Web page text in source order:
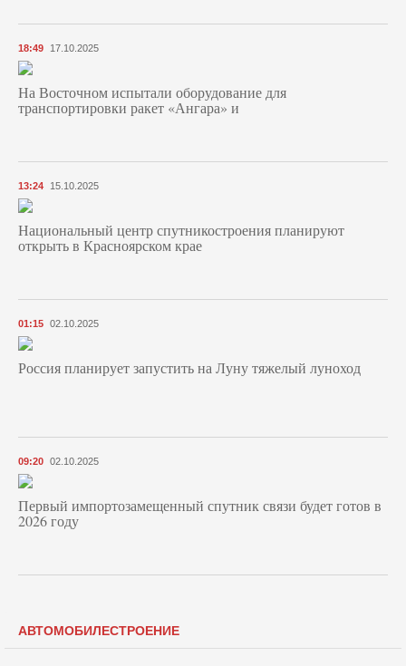
18:49 17.10.2025
На Восточном испытали оборудование для
транспортировки ракет «Ангара» и
13:24 15.10.2025
Национальный центр спутникостроения планируют
открыть в Красноярском крае
01:15 02.10.2025
Россия планирует запустить на Луну тяжелый луноход
09:20 02.10.2025
Первый импортозамещенный спутник связи будет готов в
2026 году
АВТОМОБИЛЕСТРОЕНИЕ